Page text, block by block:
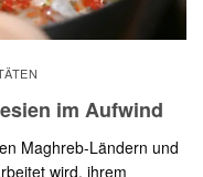
im Aufwind
Maghreb-Ländern und
wird, ihrem